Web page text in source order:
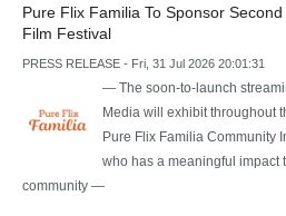
Pure Flix Familia To Sponsor
Film Festival
PRESS RELEASE - Fri, 31 Jul 2026 20:01:31
— The soon-to-launch
Media will exhibit throughout
Pure Flix Familia Community
who has a meaningful impact
community —